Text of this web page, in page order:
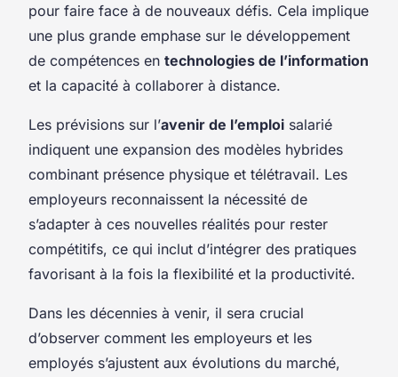
pour faire face à de nouveaux défis. Cela implique
une plus grande emphase sur le développement
de compétences en technologies de l’information
et la capacité à collaborer à distance.
Les prévisions sur l’avenir de l’emploi salarié
indiquent une expansion des modèles hybrides
combinant présence physique et télétravail. Les
employeurs reconnaissent la nécessité de
s’adapter à ces nouvelles réalités pour rester
compétitifs, ce qui inclut d’intégrer des pratiques
favorisant à la fois la flexibilité et la productivité.
Dans les décennies à venir, il sera crucial
d’observer comment les employeurs et les
employés s’ajustent aux évolutions du marché,